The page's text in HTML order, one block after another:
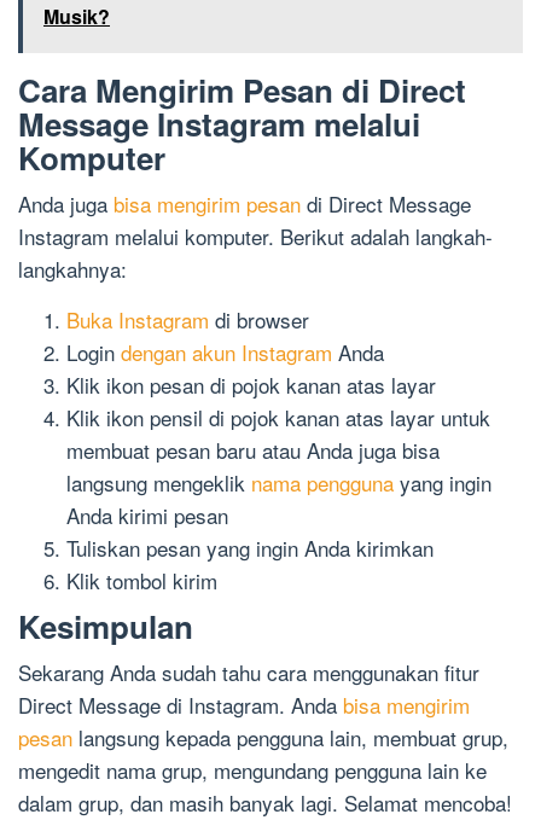
Musik?
Cara Mengirim Pesan di Direct
Message Instagram melalui
Komputer
Anda juga bisa mengirim pesan di Direct Message
Instagram melalui komputer. Berikut adalah langkah-
langkahnya:
Buka Instagram di browser
Login dengan akun Instagram Anda
Klik ikon pesan di pojok kanan atas layar
Klik ikon pensil di pojok kanan atas layar untuk
membuat pesan baru atau Anda juga bisa
langsung mengeklik nama pengguna yang ingin
Anda kirimi pesan
Tuliskan pesan yang ingin Anda kirimkan
Klik tombol kirim
Kesimpulan
Sekarang Anda sudah tahu cara menggunakan fitur
Direct Message di Instagram. Anda bisa mengirim
pesan langsung kepada pengguna lain, membuat grup,
mengedit nama grup, mengundang pengguna lain ke
dalam grup, dan masih banyak lagi. Selamat mencoba!